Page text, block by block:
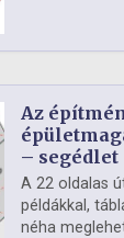
Az
– segédlet
A 22 oldalas
példákkal,
néha